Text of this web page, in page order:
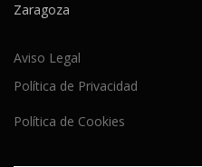
Zaragoza
Aviso Legal
Política de Privacidad
Política de Cookies